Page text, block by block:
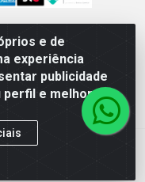
e de
experiência
publicidade
perfil e melhorar a
Alimentos LTDA -
- Centro - Oeiras/PI
0001-50